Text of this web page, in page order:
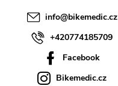
info@bikemedic.cz
+420774185709
Facebook
Bikemedic.cz